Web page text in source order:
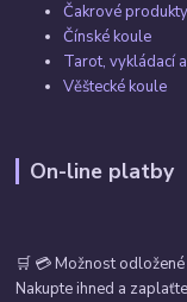
Čakrové produkty
Čínské koule
Tarot, vykládací
Věštecké koule
On-line platby
🛒 💳 Možnost
Nakupte ihned a